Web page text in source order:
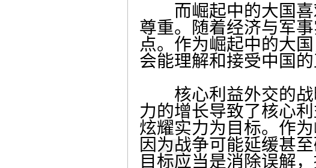
而崛起中的大国喜
尊重。随着经济与军
点。作为崛起中的大
会能理解和接受中国的
核心利益外交的战
力的增长导致了核心
炫耀实力为目标。作
因为战争可能延缓甚
目标应当是消除误解